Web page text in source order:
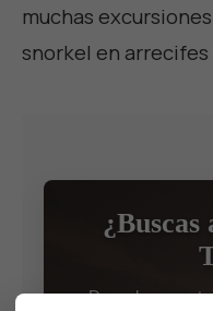
muchas
snorkel en
Descubre